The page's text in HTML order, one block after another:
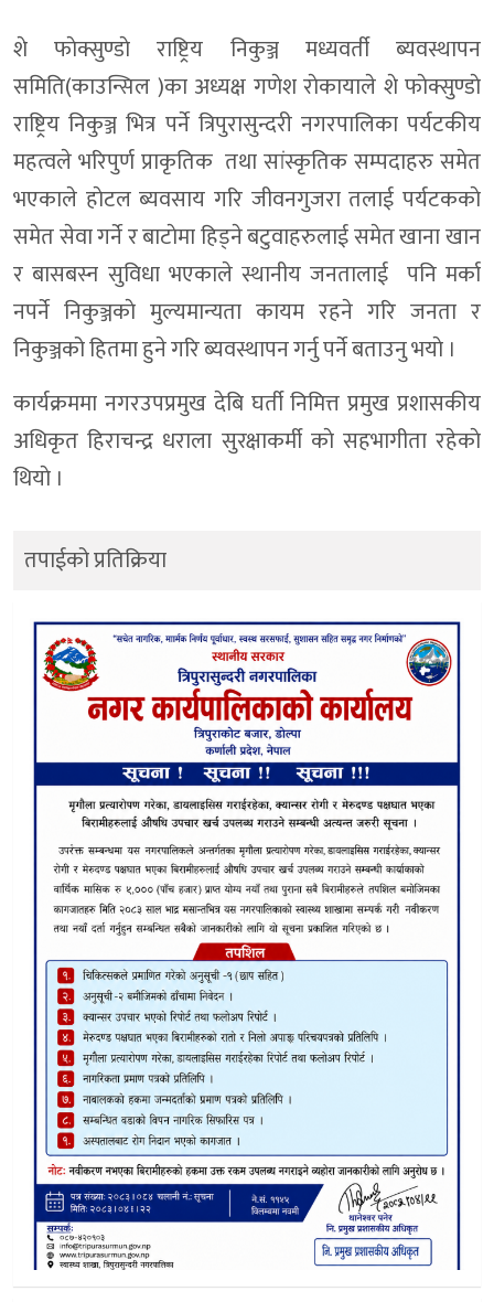
शे फाेक्सुण्डाे राष्ट्रिय निकुञ्ज मध्यवर्ती ब्यवस्थापन
समिति(काउन्सिल )का अध्यक्ष गणेश राेकायाले शे फाेक्सुण्डाे
राष्ट्रिय निकुञ्ज भित्र पर्ने त्रिपुरासुन्दरी नगरपालिका पर्यटकीय
महत्वले भरिपुर्ण प्राकृतिक तथा सांस्कृतिक सम्पदाहरु समेत
भएकाले हाेटल ब्यवसाय गरि जीवनगुजरा तलाई पर्यटककाे
समेत सेवा गर्ने र बाटाेमा हिड्ने बटुवाहरुलाई समेत खाना खान
र बासबस्न सुविधा भएकाले स्थानीय जनतालाई पनि मर्का
नपर्ने निकुञ्जकाे मुल्यमान्यता कायम रहने गरि जनता र
निकुञ्जको हितमा हुने गरि ब्यवस्थापन गर्नु पर्ने बताउनु भयाे ।
कार्यक्रममा नगरउपप्रमुख देबि घर्ती निमित्त प्रमुख प्रशासकीय
अधिकृत हिराचन्द्र धराला सुरक्षाकर्मी काे सहभागीता रहेकाे
थियाे ।
तपाईको प्रतिक्रिया